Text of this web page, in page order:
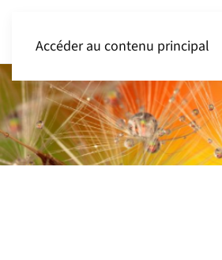
Accéder au contenu principal